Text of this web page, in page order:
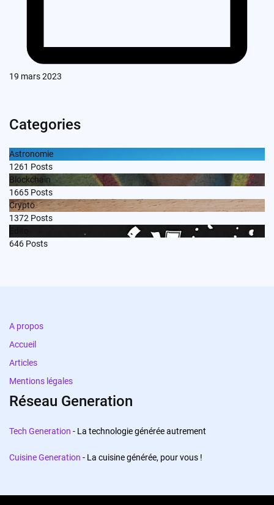
19 mars 2023
Categories
Astronomie
1261 Posts
Blockchain
1665 Posts
Crypto
1372 Posts
646 Posts
A propos
Accueil
Articles
Mentions légales
Réseau Generation
Tech Generation - La technologie générée autrement
Cuisine Generation - La cuisine générée, pour vous !